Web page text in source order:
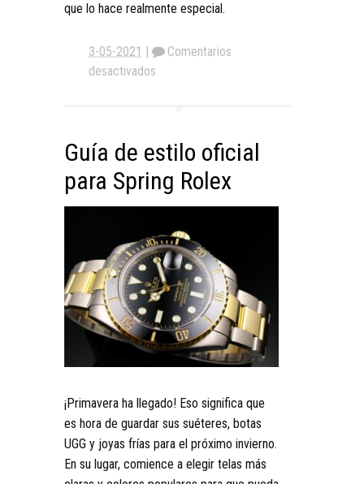
que lo hace realmente especial.
3-05-2021
Comentarios
desactivados
Guía de estilo oficial
para Spring Rolex
¡Primavera ha llegado! Eso significa que
es hora de guardar sus suéteres, botas
UGG y joyas frías para el próximo invierno.
En su lugar, comience a elegir telas más